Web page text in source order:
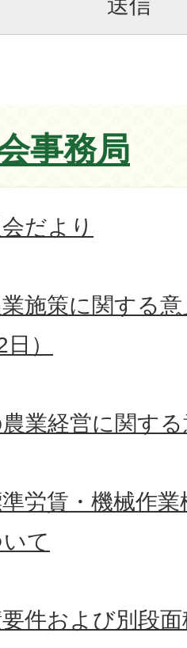
事務局
だより
施策に関する
）
農業経営に関す
労賃・機械作
て
件および別段